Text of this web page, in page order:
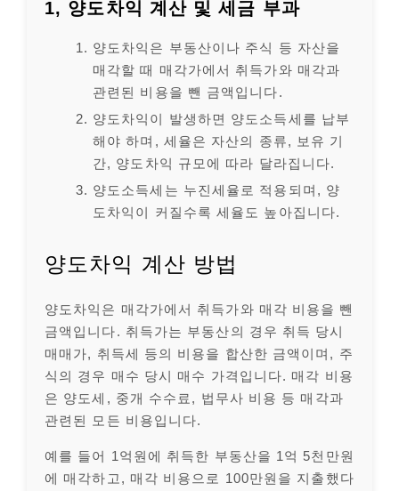
1, 양도차익 계산 및 세금 부과
양도차익은 부동산이나 주식 등 자산을
매각할 때 매각가에서 취득가와 매각과
관련된 비용을 뺀 금액입니다.
양도차익이 발생하면 양도소득세를 납부
해야 하며, 세율은 자산의 종류, 보유 기
간, 양도차익 규모에 따라 달라집니다.
양도소득세는 누진세율로 적용되며, 양
도차익이 커질수록 세율도 높아집니다.
양도차익 계산 방법
양도차익은 매각가에서 취득가와 매각 비용을 뺀
금액입니다. 취득가는 부동산의 경우 취득 당시
매매가, 취득세 등의 비용을 합산한 금액이며, 주
식의 경우 매수 당시 매수 가격입니다. 매각 비용
은 양도세, 중개 수수료, 법무사 비용 등 매각과
관련된 모든 비용입니다.
예를 들어 1억원에 취득한 부동산을 1억 5천만원
에 매각하고, 매각 비용으로 100만원을 지출했다